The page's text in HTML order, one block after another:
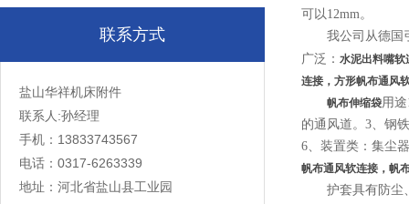
联系方式
盐山华祥机床附件
联系人:孙经理
手机：13833743567
电话：0317-6263339
地址：河北省盐山县工业园
可以12mm。
我公司从德国
广泛： 水泥出料嘴软
连接，方形帆布通风
帆布伸缩袋用
的通风道。3、钢
6、装置类：集尘
帆布通风软连接，帆
护套具有防尘、